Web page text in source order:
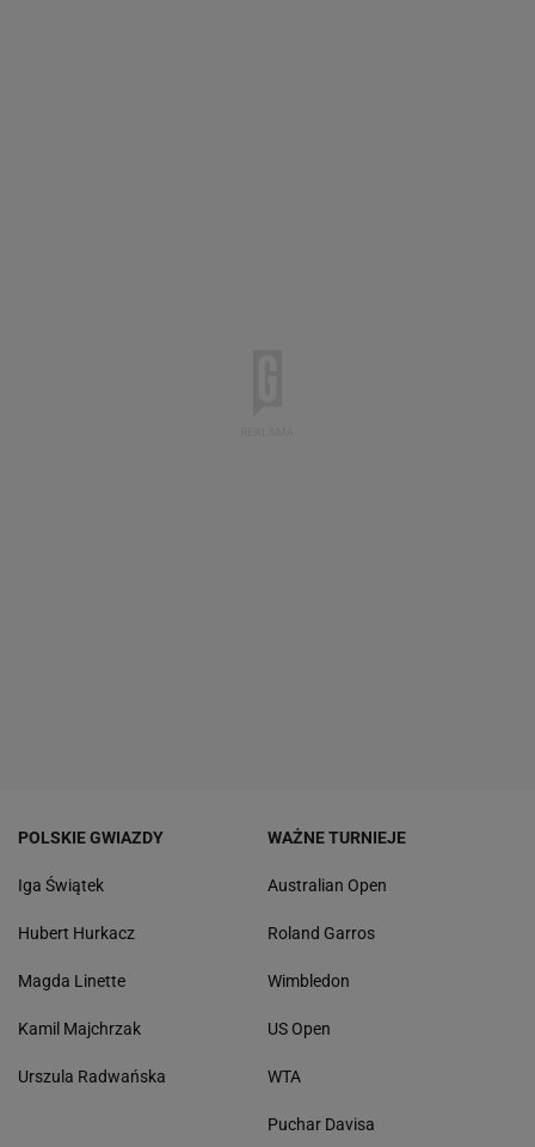
POLSKIE GWIAZDY
Iga Świątek
Hubert Hurkacz
Magda Linette
Kamil Majchrzak
Urszula Radwańska
WAŻNE TURNIEJE
Australian Open
Roland Garros
Wimbledon
US Open
WTA
Puchar Davisa